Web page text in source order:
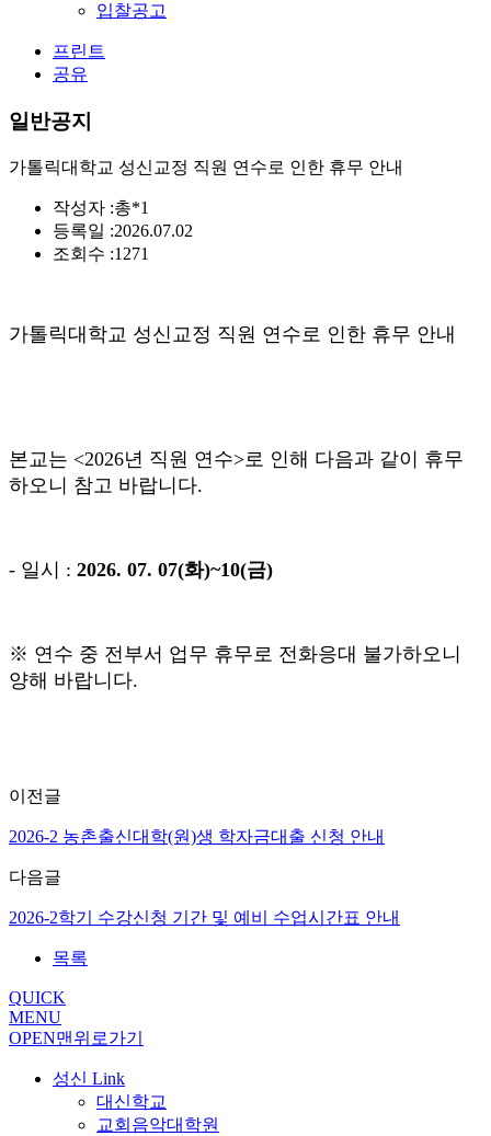
입찰공고
프린트
공유
일반공지
가톨릭대학교 성신교정 직원 연수로 인한 휴무 안내
작성자 :총*1
등록일 :2026.07.02
조회수 :1271
가톨릭대학교 성신교정 직원 연수로 인한 휴무 안내
본교는 <2026년 직원 연수>로 인해 다음과 같이 휴무
하오니 참고 바랍니다.
- 일시 : 2026. 07. 07(화)~10(금)
※ 연수 중 전부서 업무 휴무로 전화응대 불가하오니
양해 바랍니다.
이전글
2026-2 농촌출신대학(원)생 학자금대출 신청 안내
다음글
2026-2학기 수강신청 기간 및 예비 수업시간표 안내
목록
QUICK
MENU
OPEN맨위로가기
성신 Link
대신학교
교회음악대학원